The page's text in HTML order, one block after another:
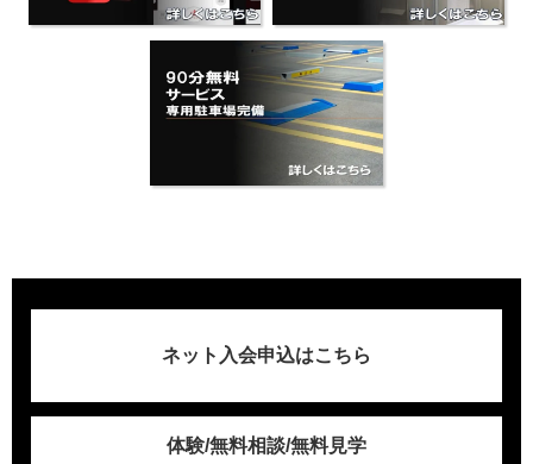
ネット入会申込はこちら
体験/無料相談/無料見学